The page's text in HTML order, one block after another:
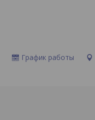
График работы